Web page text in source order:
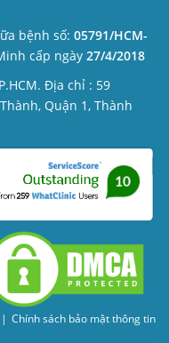
bệnh số: 05791/HCM-
cấp ngày 27/4/2018
Địa chỉ : 59
Quận 1, Thành
| Chính sách bảo mật thông tin